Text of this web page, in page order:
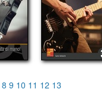
8 9 10 11 12 13